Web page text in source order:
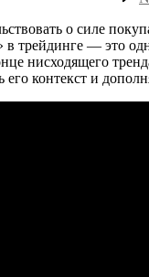
la
о силе
трейдинге — это
нисходящего
контекст и